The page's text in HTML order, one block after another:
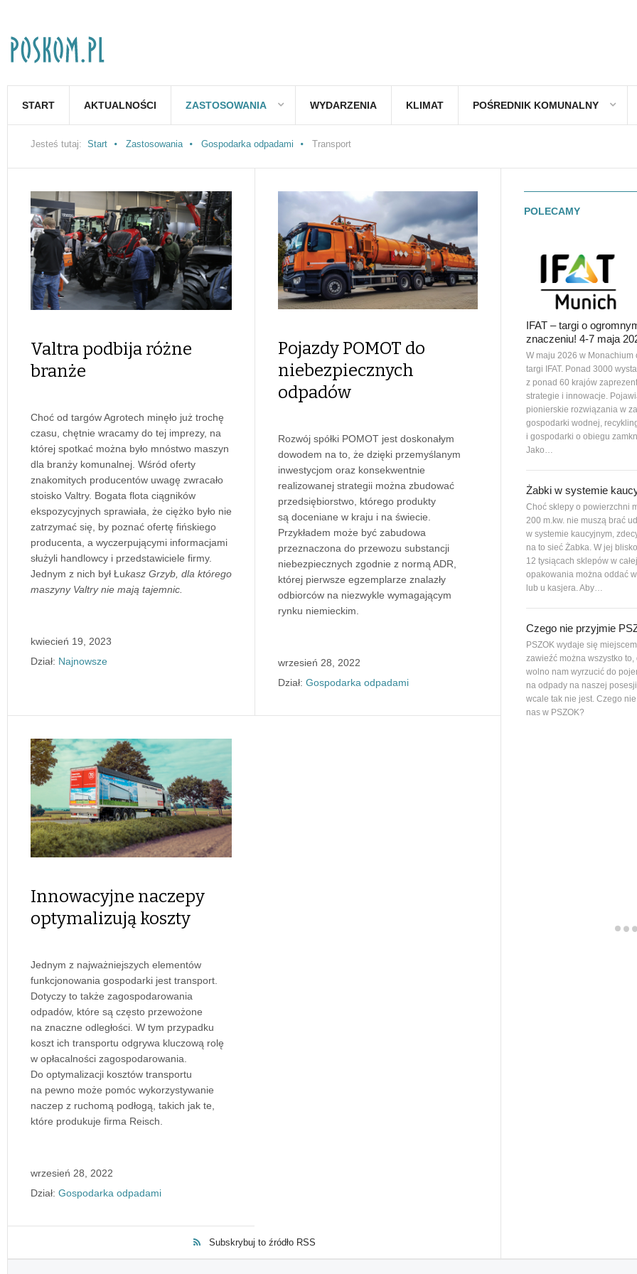
START AKTUALNOŚCI ZASTOSOWANIA WYDARZENIA KLIMAT POŚREDNIK KOMUNALNY
Jesteś tutaj: Start Zastosowania Gospodarka odpadami Transport
Valtra podbija różne
branże
Choć od targów Agrotech minęło już trochę
czasu, chętnie wracamy do tej imprezy, na
której spotkać można było mnóstwo maszyn
dla branży komunalnej. Wśród oferty
znakomitych producentów uwagę zwracało
stoisko Valtry. Bogata flota ciągników
ekspozycyjnych sprawiała, że ciężko było nie
zatrzymać się, by poznać ofertę fińskiego
producenta, a wyczerpującymi informacjami
służyli handlowcy i przedstawiciele firmy.
Jednym z nich był Łukasz Grzyb, dla którego
maszyny Valtry nie mają tajemnic.
kwiecień 19, 2023
Dział: Najnowsze
Pojazdy POMOT do
niebezpiecznych
odpadów
Rozwój spółki POMOT jest doskonałym
dowodem na to, że dzięki przemyślanym
inwestycjom oraz konsekwentnie
realizowanej strategii można zbudować
przedsiębiorstwo, którego produkty
są doceniane w kraju i na świecie.
Przykładem może być zabudowa
przeznaczona do przewozu substancji
niebezpiecznych zgodnie z normą ADR,
której pierwsze egzemplarze znalazły
odbiorców na niezwykle wymagającym
rynku niemieckim.
wrzesień 28, 2022
Dział: Gospodarka odpadami
Innowacyjne naczepy
optymalizują koszty
Jednym z najważniejszych elementów
funkcjonowania gospodarki jest transport.
Dotyczy to także zagospodarowania
odpadów, które są często przewożone
na znaczne odległości. W tym przypadku
koszt ich transportu odgrywa kluczową rolę
w opłacalności zagospodarowania.
Do optymalizacji kosztów transportu
na pewno może pomóc wykorzystywanie
naczep z ruchomą podłogą, takich jak te,
które produkuje firma Reisch.
wrzesień 28, 2022
Dział: Gospodarka odpadami
Subskrybuj to źródło RSS
POLECAMY
IFAT – targi o
znaczeniu! 4-7 maja
W maju 2026 w Monachium
targi IFAT. Ponad 3000
z ponad 60 krajów
strategie i innowacje.
pionierskie rozwiązania w
gospodarki wodnej,
i gospodarki o obiegu
Jako…
Żabki w systemie
Choć sklepy o powierzchni
200 m.kw. nie muszą brać
w systemie kaucyjnym,
na to sieć Żabka. W jej blisko
12 tysiącach sklepów w
opakowania można oddać
lub u kasjera. Aby…
Czego nie przyjmie
PSZOK wydaje się
zawieźć można wszystko to,
wolno nam wyrzucić do
na odpady na naszej
wcale tak nie jest. Czego
nas w PSZOK?